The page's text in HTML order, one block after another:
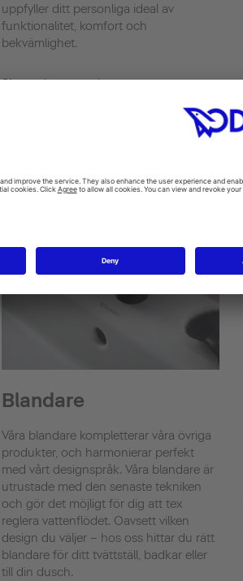
uppfyller ditt personliga ideal av
funktionalitet, komfort och
bekvämlighet.
Showering
Blandare
Våra blandare kompletterar våra övriga
produkter, och harmonierar perfekt
med vårt designspråk. Våra blandare är
utrustade med den senaste tekniken
och gör det möjligt för dig att tex
reglera vattenflödet. Oavsett vilken
design du väljer – hos oss hittar du rätt
blandare för ditt tvättställ, badkar eller
till din dusch.